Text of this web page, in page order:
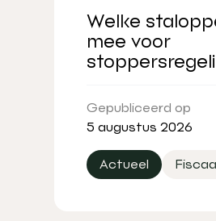
Welke
mee voor
Gepubliceerd op
5 augustus 2026
Actueel